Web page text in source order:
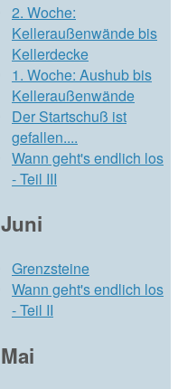
2. Woche:
Kelleraußenwände bis
Kellerdecke
1. Woche: Aushub bis
Kelleraußenwände
Der Startschuß ist
gefallen....
Wann geht's endlich los
- Teil III
Juni
Grenzsteine
Wann geht's endlich los
- Teil II
Mai